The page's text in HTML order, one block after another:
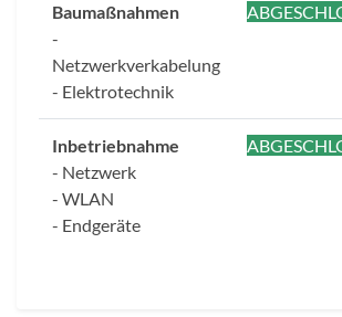
Baumaßnahmen
-
Netzwerkverkabelung
- Elektrotechnik
Inbetriebnahme
- Netzwerk
- WLAN
- Endgeräte